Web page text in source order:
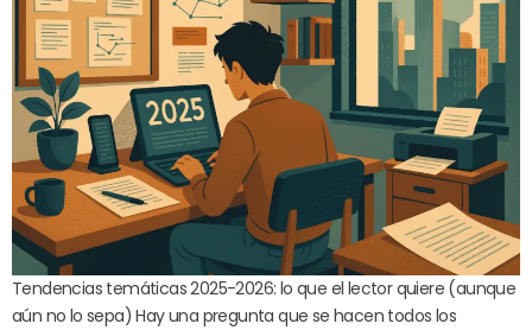
Tendencias temáticas 2025-2026: lo que el lector quiere (aunque
aún no lo sepa) Hay una pregunta que se hacen todos los